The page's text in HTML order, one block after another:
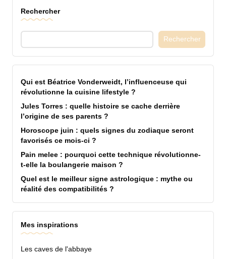
Rechercher
Rechercher
Qui est Béatrice Vonderweidt, l’influenceuse qui
révolutionne la cuisine lifestyle ?
Jules Torres : quelle histoire se cache derrière
l’origine de ses parents ?
Horoscope juin : quels signes du zodiaque seront
favorisés ce mois-ci ?
Pain melee : pourquoi cette technique révolutionne-
t-elle la boulangerie maison ?
Quel est le meilleur signe astrologique : mythe ou
réalité des compatibilités ?
Mes inspirations
Les caves de l'abbaye